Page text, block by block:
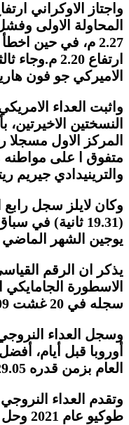
2.27 م، في حين
ارتفاع 2.20
الاميركي جو فون
واثبت العداء
والترينيدادي جيريم
وكان لايلز سجل
يوجين الشهر
يذكر ان الرقم
سجله في 20 غشت 2009 في بطولة العالم في برلين.
وسجل العداء
العام بزمن قدره 3:29.05 دقائق.
وتقدم العداء
طوكيو